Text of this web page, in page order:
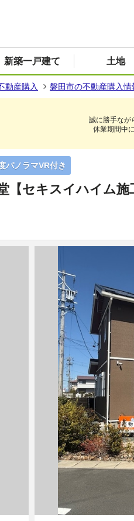
新築一戸建て 土地
動産購入 磐田市の不動産購入情
誠に勝手なが
休業期間中
パノラマVR付き
【セキスイハイム施